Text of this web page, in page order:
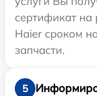
сертификат на
Haier сроком
запчасти.
5